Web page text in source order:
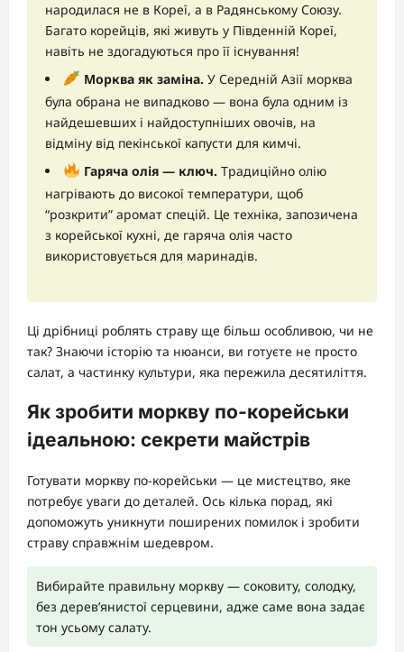
народилася не в Кореї, а в Радянському Союзу.
Багато корейців, які живуть у Південній Кореї,
навіть не здогадуються про її існування!
Морква як заміна. У Середній Азії морква
була обрана не випадково — вона була одним із
найдешевших і найдоступніших овочів, на
відміну від пекінської капусти для кимчі.
Гаряча олія — ключ. Традиційно олію
нагрівають до високої температури, щоб
“розкрити” аромат спецій. Це техніка, запозичена
з корейської кухні, де гаряча олія часто
використовується для маринадів.
Ці дрібниці роблять страву ще більш особливою, чи не
так? Знаючи історію та нюанси, ви готуєте не просто
салат, а частинку культури, яка пережила десятиліття.
Як зробити моркву по-корейськи
ідеальною: секрети майстрів
Готувати моркву по-корейськи — це мистецтво, яке
потребує уваги до деталей. Ось кілька порад, які
допоможуть уникнути поширених помилок і зробити
страву справжнім шедевром.
Вибирайте правильну моркву — соковиту, солодку,
без дерев’янистої серцевини, адже саме вона задає
тон усьому салату.